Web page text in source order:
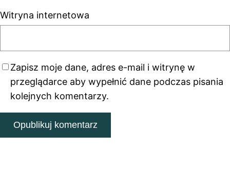
Witryna internetowa
Zapisz moje dane, adres e-mail i witrynę w
przeglądarce aby wypełnić dane podczas pisania
kolejnych komentarzy.